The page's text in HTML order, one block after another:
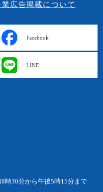
業広告掲載について
Facebook
LINE
時30分から午後5時15分まで